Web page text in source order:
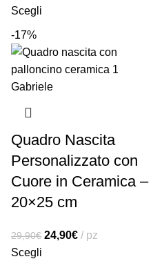
Scegli
-17%
Quadro Nascita
Personalizzato con
Cuore in Ceramica –
20×25 cm
29,90€ 24,90€
pz
Scegli